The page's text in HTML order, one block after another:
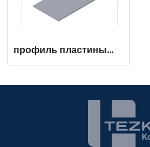
профиль пластины